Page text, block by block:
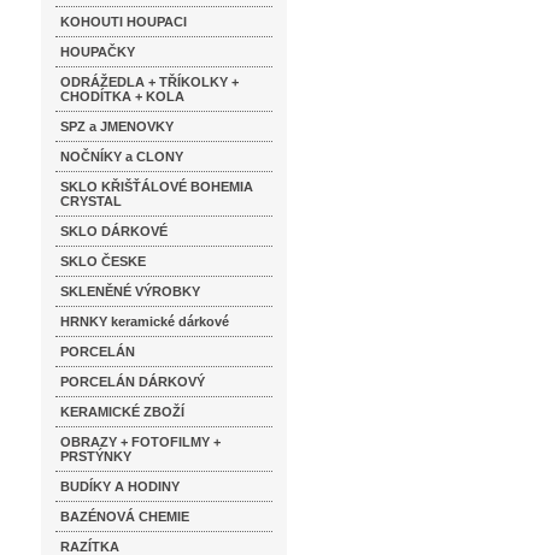
KOHOUTI HOUPACI
HOUPAČKY
ODRÁŽEDLA + TŘÍKOLKY +
CHODÍTKA + KOLA
SPZ a JMENOVKY
NOČNÍKY a CLONY
SKLO KŘIŠŤÁLOVÉ BOHEMIA
CRYSTAL
SKLO DÁRKOVÉ
SKLO ČESKE
SKLENĚNÉ VÝROBKY
HRNKY keramické dárkové
PORCELÁN
PORCELÁN DÁRKOVÝ
KERAMICKÉ ZBOŽÍ
OBRAZY + FOTOFILMY +
PRSTÝNKY
BUDÍKY A HODINY
BAZÉNOVÁ CHEMIE
RAZÍTKA